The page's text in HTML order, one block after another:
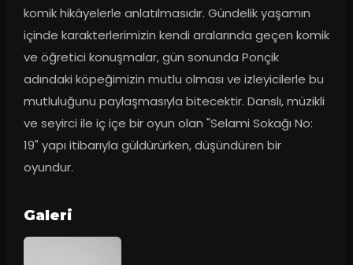
komik hikâyelerle anlatılmasıdır. Gündelik yaşamın
içinde karakterlerimizin kendi aralarında geçen komik
ve öğretici konuşmalar, gün sonunda Ponçik
adındaki köpeğimizin mutlu olması ve izleyicilerle bu
mutluluğunu paylaşmasıyla bitecektir. Danslı, müzikli
ve seyirci ile iç içe bir oyun olan "Selami Sokağı No:
19" yapı itibarıyla güldürürken, düşündüren bir
oyundur.
Galeri